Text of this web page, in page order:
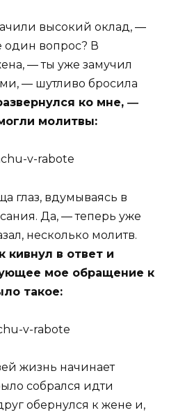
высокий оклад, ―
один вопрос? В
― ты уже замучил
― шутливо бросила
ко мне, ―
молитвы:
глаз, вдумываясь в
Да, ― теперь уже
несколько молитв.
в ответ и
мое обращение к
такое:
жизнь начинает
собрался идти
обернулся к жене и,